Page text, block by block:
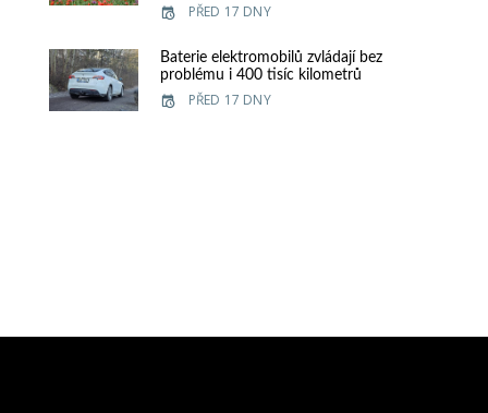
PŘED 17 DNY
Baterie elektromobilů zvládají bez
problému i 400 tisíc kilometrů
PŘED 17 DNY